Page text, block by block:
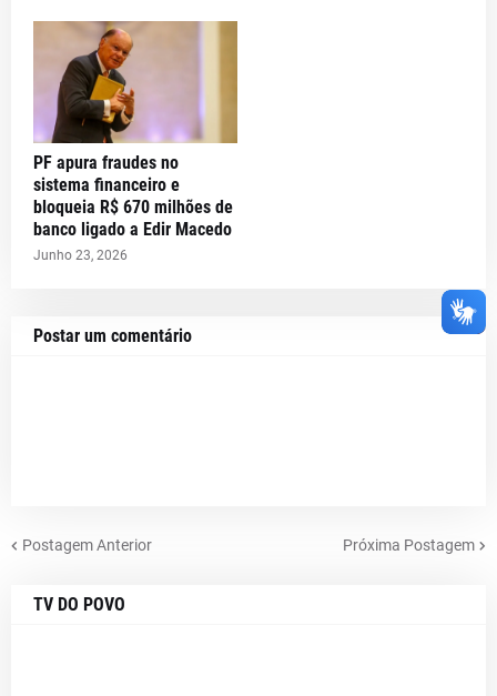
PF apura fraudes no
sistema financeiro e
bloqueia R$ 670 milhões de
banco ligado a Edir Macedo
Junho 23, 2026
Postar um comentário
Postagem Anterior Próxima Postagem
TV DO POVO